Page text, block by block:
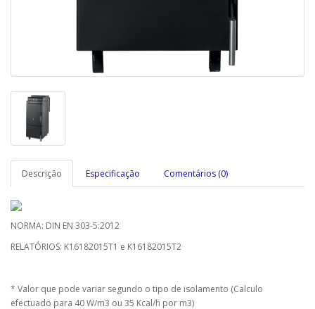
Descrição Especificação Comentários (0)
NORMA: DIN EN 303-5:2012
RELATÓRIOS: K16182015T1 e K16182015T2
* Valor que pode variar segundo o tipo de isolamento (Calculo
efectuado para 40 W/m3 ou 35 Kcal/h por m3)